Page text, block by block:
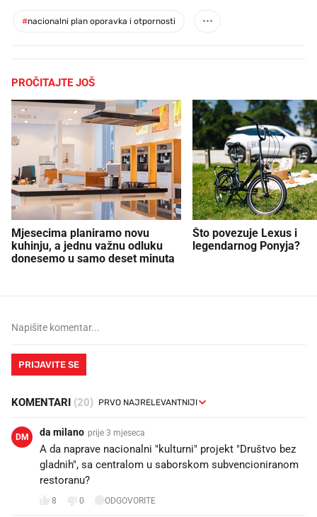
#nacionalni plan oporavka i otpornosti
PROČITAJTE JOŠ
Mjesecima planiramo novu
kuhinju, a jednu važnu odluku
donesemo u samo deset minuta
Što povezuje Lexus i
legendarnog Ponyja?
PRIJAVITE SE
KOMENTARI (20)
DM da milano prije 3 mjeseca
A da naprave nacionalni "kulturni" projekt "Društvo bez
gladnih", sa centralom u saborskom subvencioniranom
restoranu?
8 0 ODGOVORITE